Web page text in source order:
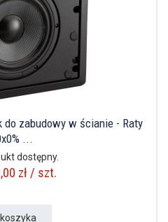
do zabudowy w ścianie - Raty
...
dostępny.
zł / szt.
koszyka